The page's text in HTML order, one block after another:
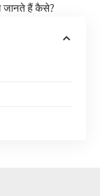
जानते हैं कैसे?